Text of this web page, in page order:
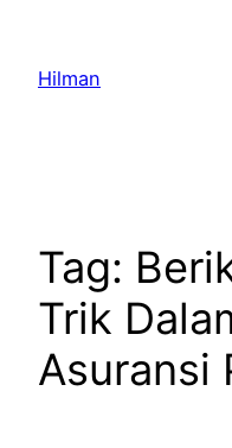
content
Hilman
Tag:
Trik
Asuransi